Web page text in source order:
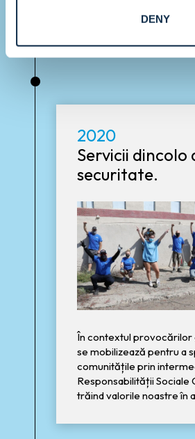
DENY
•
2020
Servicii dincolo
securitate.
În contextul provocărilor
se mobilizează pentru a
comunitățile prin
Responsabilității Sociale
trăind valorile noastre în